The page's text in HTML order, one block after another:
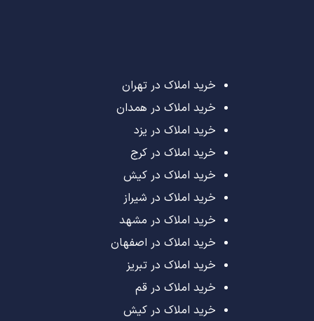
خرید املاک در تهران
خرید املاک در همدان
خرید املاک در یزد
خرید املاک در کرج
خرید املاک در کیش
خرید املاک در شیراز
خرید املاک در مشهد
خرید املاک در اصفهان
خرید املاک در تبریز
خرید املاک در قم
خرید املاک در کیش